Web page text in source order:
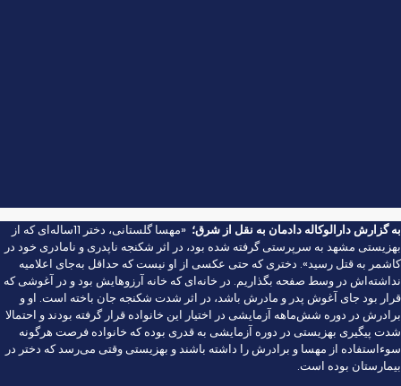
به گزارشدارالوکاله دادمان به نقل از شرق؛
«مهسا گلستانی، دختر 11ساله‌ای که از
بهزیستی مشهد به سرپرستی گرفته شده بود، در اثر شکنجه ناپدری و نامادری خود در
کاشمر به قتل رسید». دختری که حتی عکسی از او نیست که حداقل به‌جای اعلامیه
نداشته‌اش در وسط صفحه بگذاریم. در خانه‌ای که خانه آرزوهایش بود و در آغوشی که
قرار بود جای آغوش پدر و مادرش باشد، در اثر شدت شکنجه جان باخته است. او و
برادرش در دوره شش‌ماهه آزمایشی در اختیار این خانواده قرار گرفته بودند و احتمالا
شدت پیگیری بهزیستی در دوره آزمایشی به قدری بوده که خانواده فرصت هرگونه
سوءاستفاده از مهسا و برادرش را داشته باشند و بهزیستی وقتی می‌رسد که دختر در
بیمارستان بوده است.